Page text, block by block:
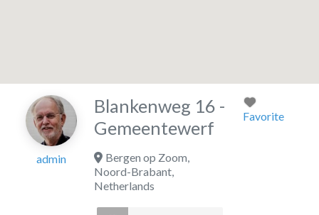
admin
Blankenweg 16 -
Gemeentewerf
Bergen op Zoom,
Noord-Brabant,
Netherlands
Favorite